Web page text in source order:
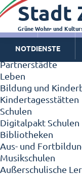
Zeitz - Die
Willkommen in
Interview mit
Zeitz - Stadt der
Ortschaften
Partnerstädte
Leben
Bildung und
Kindertagesstätten
Schulen
Digitalpakt Schulen
Bibliotheken
Aus- und
Musikschulen
Außerschulische
Stadt
Grüne Wohn- und
NOTDIENSTE